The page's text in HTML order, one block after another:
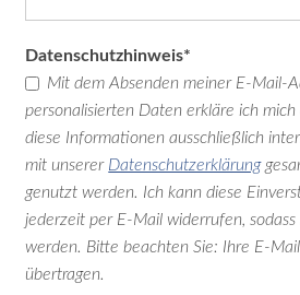
Classics
2019
Classics
2017
Classics
2015
Classics
2013
Galerien-
Archiv
Pflichtfeld
Datenschutzhinweis*
Mit dem Absenden meiner E-Mail-
personalisierten Daten erkläre ich mich
diese Informationen ausschließlich
mit unserer Datenschutzerklärung
genutzt werden. Ich kann diese
jederzeit per E-Mail widerrufen,
werden. Bitte beachten Sie: Ihre E-
übertragen.